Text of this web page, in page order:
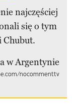
najczęściej
się o tym
Chubut.
nocommenttv